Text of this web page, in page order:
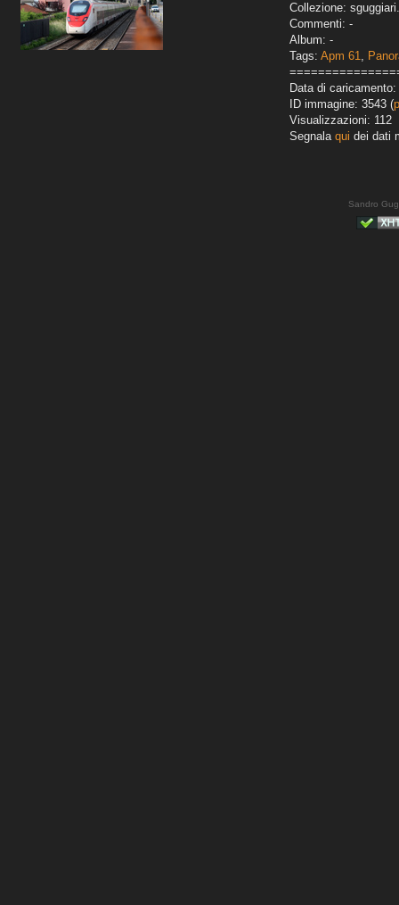
Collezione:
Commenti: -
Album: -
Tags: Apm 61,
Data di
ID immagine: 3543 (
Visualizzazioni: 112
Segnala qui dei dati
Sandro